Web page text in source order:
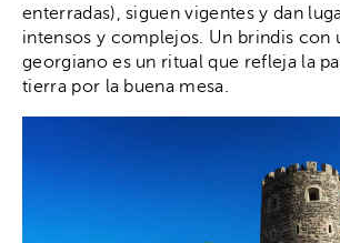
enterradas), siguen vigentes y dan
intensos y complejos. Un brindis con
georgiano es un ritual que refleja la
tierra por la buena mesa.